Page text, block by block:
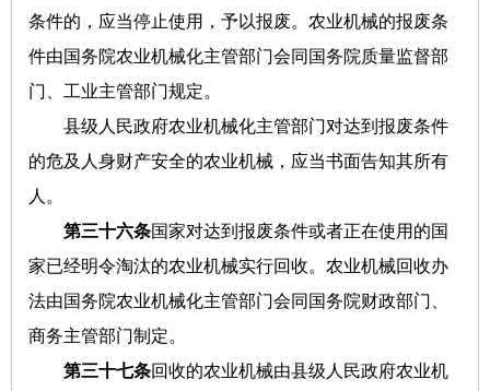
条件的，应当停止使用，予以报废。农业机械的报废条
件由国务院农业机械化主管部门会同国务院质量监督部
门、工业主管部门规定。
县级人民政府农业机械化主管部门对达到报废条件
的危及人身财产安全的农业机械，应当书面告知其所有
人。
第三十六条国家对达到报废条件或者正在使用的国
家已经明令淘汰的农业机械实行回收。农业机械回收办
法由国务院农业机械化主管部门会同国务院财政部门、
商务主管部门制定。
第三十七条回收的农业机械由县级人民政府农业机